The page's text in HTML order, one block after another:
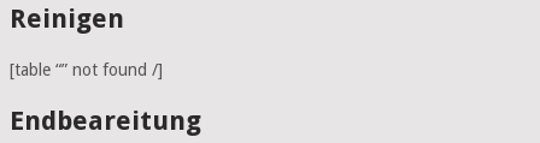
Reinigen
[table “” not found /]
Endbeareitung